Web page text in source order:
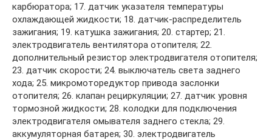
карбюратора; 17. датчик указателя температуры
охлаждающей жидкости; 18. датчик-распределитель
зажигания; 19. катушка зажигания; 20. стартер; 21.
электродвигатель вентилятора отопителя; 22.
дополнительный резистор электродвигателя отопителя;
23. датчик скорости; 24. выключатель света заднего
хода; 25. микромоторедуктор привода заслонки
отопителя; 26. клапан рециркуляции; 27. датчик уровня
тормозной жидкости; 28. колодки для подключения
электродвигателя омывателя заднего стекла; 29.
аккумуляторная батарея; 30. электродвигатель